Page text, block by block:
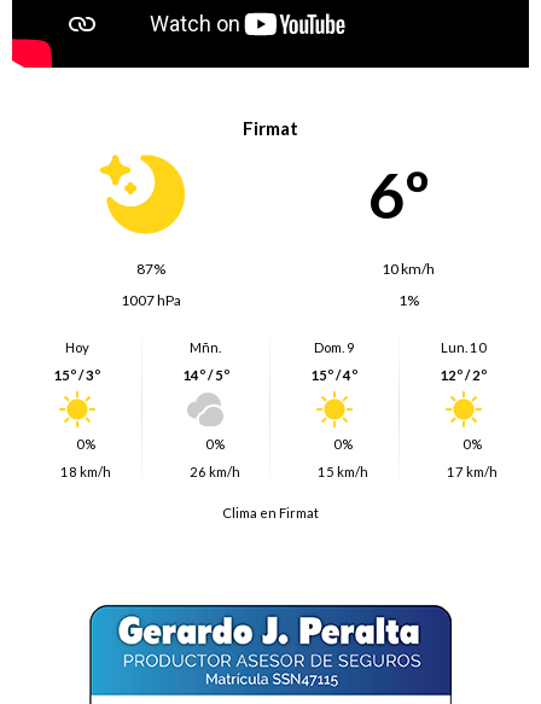
Firmat
6º
87%
10 km/h
1007 hPa
1%
Hoy
15º / 3º
0%
18 km/h
Mñn.
14º / 5º
0%
26 km/h
Dom. 9
15º / 4º
0%
15 km/h
Lun. 10
12º / 2º
0%
17 km/h
Clima en Firmat